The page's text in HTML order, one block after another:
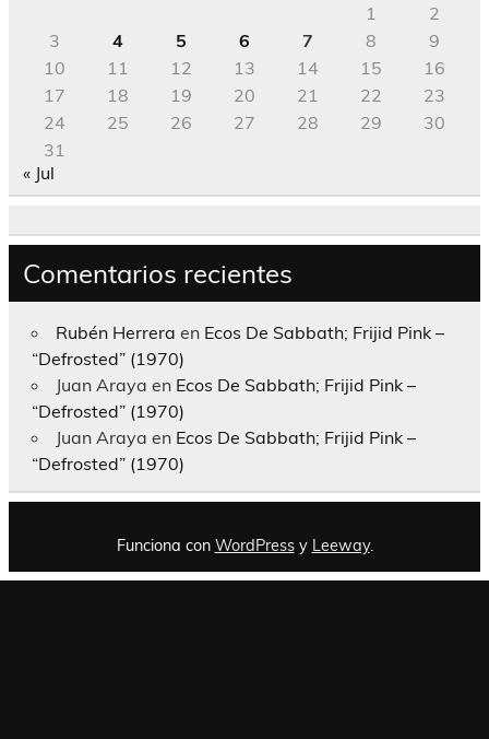
1
2
3
4 5 6 7 8
9
10
11 12 13 14 15
16
17
18 19 20 21 22
23
24
25 26 27 28 29
30
31
« Jul
Comentarios recientes
Rubén Herrera en Ecos De Sabbath; Frijid Pink –
“Defrosted” (1970)
Juan Araya en Ecos De Sabbath; Frijid Pink –
“Defrosted” (1970)
Juan Araya en Ecos De Sabbath; Frijid Pink –
“Defrosted” (1970)
Funciona con WordPressy Leeway.